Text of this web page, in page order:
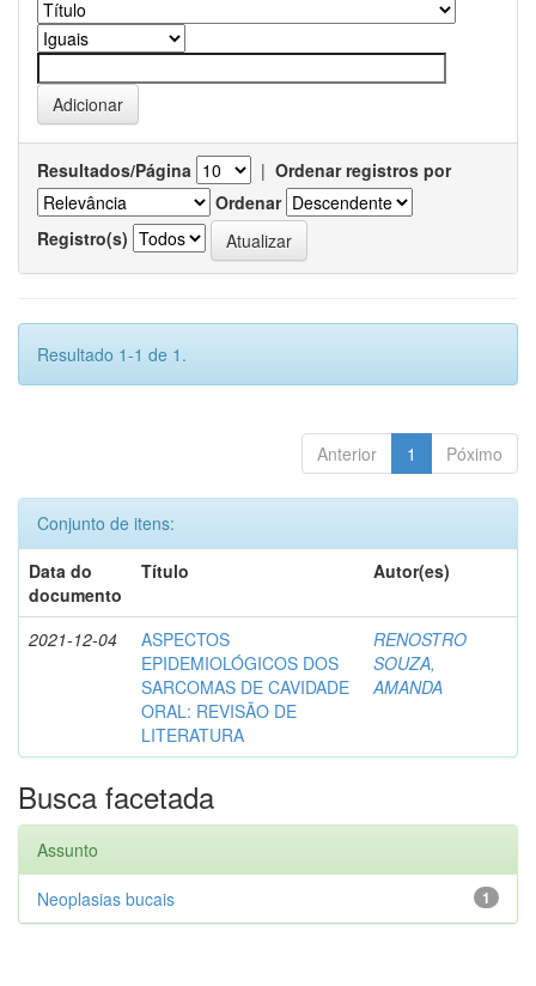
Resultados/Página | Ordenar registros por
Ordenar
Registro(s)
Resultado 1-1 de 1.
Anterior 1 Póximo
Conjunto de itens:
Data do
documento
Título Autor(es)
2021-12-04
ASPECTOS
EPIDEMIOLÓGICOS DOS
SARCOMAS DE CAVIDADE
ORAL: REVISÃO DE
LITERATURA
RENOSTRO
SOUZA,
AMANDA
Busca facetada
Assunto
1
Neoplasias bucais